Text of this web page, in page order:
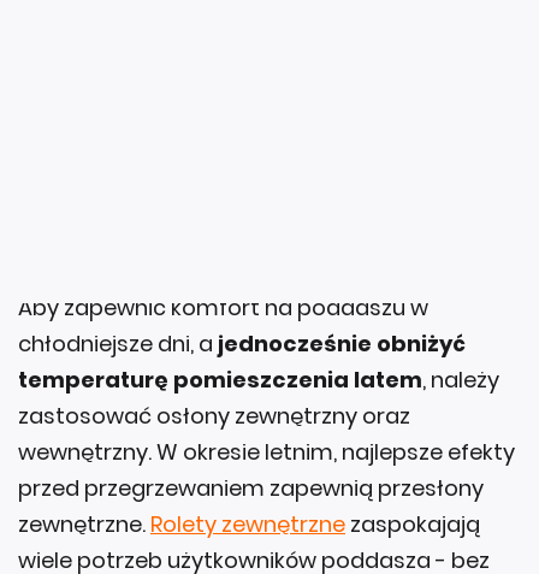
chłodniejsze dni, ajednocześnie obniżyć
temperaturę pomieszczenia latem, należy
zastosować osłony zewnętrzny oraz
wewnętrzny. W okresie letnim, najlepsze efekty
przed przegrzewaniem zapewnią przesłony
zewnętrzne.Rolety zewnętrznezaspokajają
wiele potrzeb użytkowników poddasza - bez
względu na porę roku, zapewniają optymalny